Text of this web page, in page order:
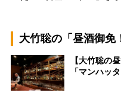
大竹聡の「昼酒御免
【大竹聡の
「マンハッ